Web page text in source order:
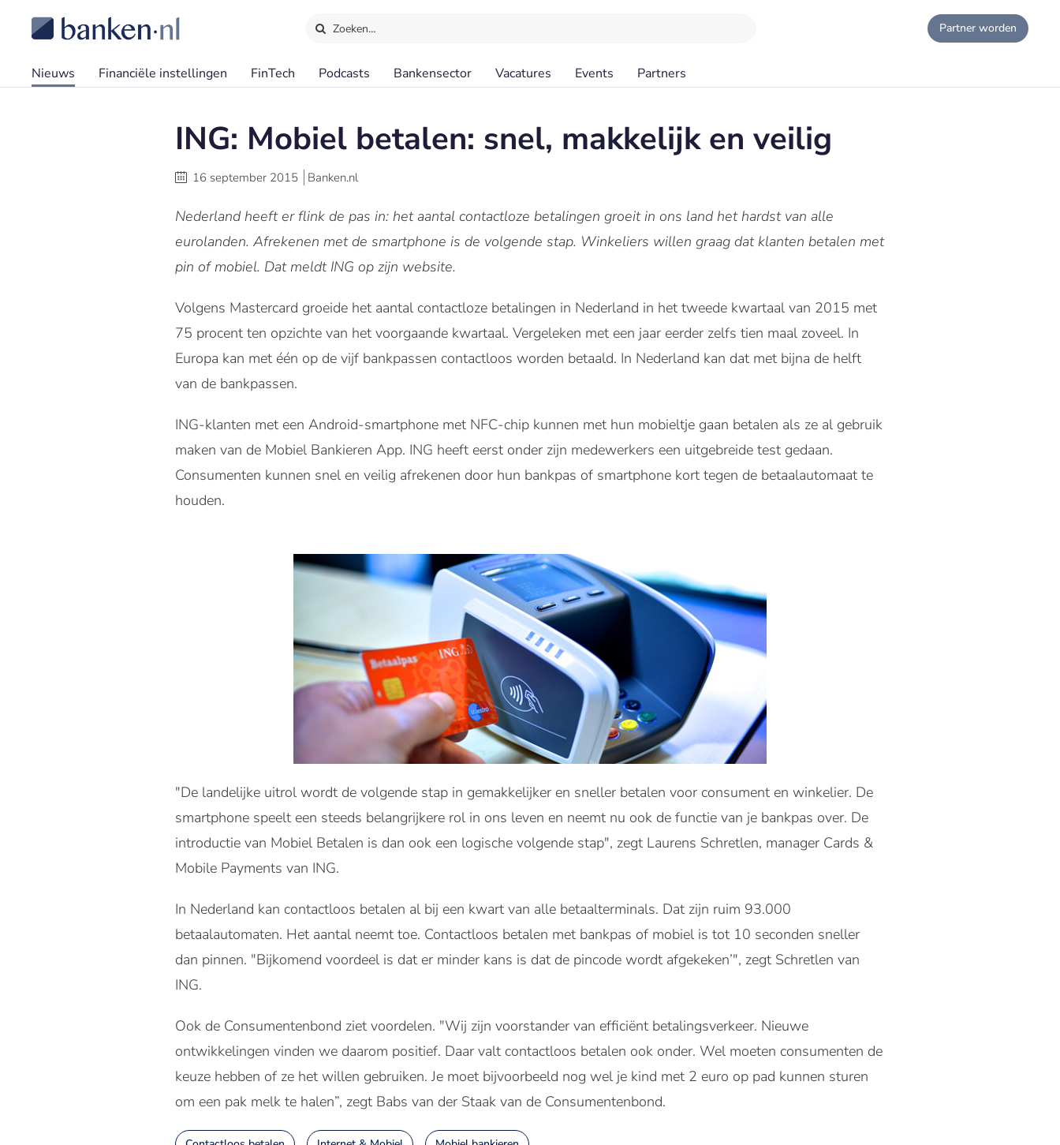
Zoeken… Partner worden
Nieuws Financiële instellingen FinTech Podcasts Bankensector Vacatures Events Partners
ING: Mobiel betalen: snel, makkelijk en veilig
16 september 2015 Banken.nl
Nederland heeft er flink de pas in: het aantal contactloze betalingen groeit in ons land het hardst van alle
eurolanden. Afrekenen met de smartphone is de volgende stap. Winkeliers willen graag dat klanten betalen met
pin of mobiel. Dat meldt ING op zijn website.
Volgens Mastercard groeide het aantal contactloze betalingen in Nederland in het tweede kwartaal van 2015 met
75 procent ten opzichte van het voorgaande kwartaal. Vergeleken met een jaar eerder zelfs tien maal zoveel. In
Europa kan met één op de vijf bankpassen contactloos worden betaald. In Nederland kan dat met bijna de helft
van de bankpassen.
ING-klanten met een Android-smartphone met NFC-chip kunnen met hun mobieltje gaan betalen als ze al gebruik
maken van de Mobiel Bankieren App. ING heeft eerst onder zijn medewerkers een uitgebreide test gedaan.
Consumenten kunnen snel en veilig afrekenen door hun bankpas of smartphone kort tegen de betaalautomaat te
houden.
"De landelijke uitrol wordt de volgende stap in gemakkelijker en sneller betalen voor consument en winkelier. De
smartphone speelt een steeds belangrijkere rol in ons leven en neemt nu ook de functie van je bankpas over. De
introductie van Mobiel Betalen is dan ook een logische volgende stap", zegt Laurens Schretlen, manager Cards &
Mobile Payments van ING.
In Nederland kan contactloos betalen al bij een kwart van alle betaalterminals. Dat zijn ruim 93.000
betaalautomaten. Het aantal neemt toe. Contactloos betalen met bankpas of mobiel is tot 10 seconden sneller
dan pinnen. "Bijkomend voordeel is dat er minder kans is dat de pincode wordt afgekeken’", zegt Schretlen van
ING.
Ook de Consumentenbond ziet voordelen. "Wij zijn voorstander van efficiënt betalingsverkeer. Nieuwe
ontwikkelingen vinden we daarom positief. Daar valt contactloos betalen ook onder. Wel moeten consumenten de
keuze hebben of ze het willen gebruiken. Je moet bijvoorbeeld nog wel je kind met 2 euro op pad kunnen sturen
om een pak melk te halen”, zegt Babs van der Staak van de Consumentenbond.